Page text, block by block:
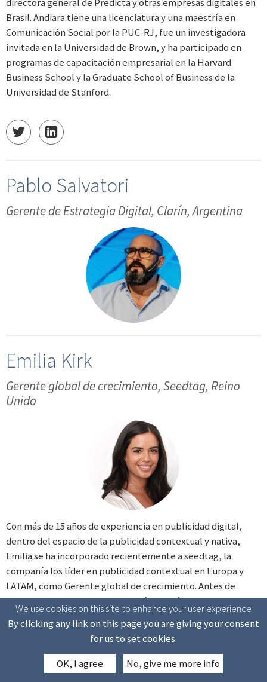
directora general de Predicta y otras empresas digitales en
Brasil. Andiara tiene una licenciatura y una maestría en
Comunicación Social por la PUC-RJ, fue un investigadora
invitada en la Universidad de Brown, y ha participado en
programas de capacitación empresarial en la Harvard
Business School y la Graduate School of Business de la
Universidad de Stanford.
Pablo Salvatori
Gerente de Estrategia Digital, Clarín, Argentina
Emilia Kirk
Gerente global de crecimiento, Seedtag, Reino
Unido
Con más de 15 años de experiencia en publicidad digital,
dentro del espacio de la publicidad contextual y nativa,
Emilia se ha incorporado recientemente a seedtag, la
compañía los líder en publicidad contextual en Europa y
LATAM, como Gerente global de crecimiento. Antes de
trabajar en Seedtag, Emilia fundó y actuó como CRO en Avid
Media, el primer DSP nativo del Reino Unido. El éxito de Avid
llevó a su adquisición por parte de Dentsu, donde trabajó
tanto en Londres como en Nueva York, abriendo mercado en
EE.UU. Su experiencia profesional combina las ventas, el
desarrollo de negocio y la innovación de productos. Además
We use cookies on this site to enhance your user experience
By clicking any link on this page you are giving your consent
for us to set cookies.
OK, I agree
No, give me more info